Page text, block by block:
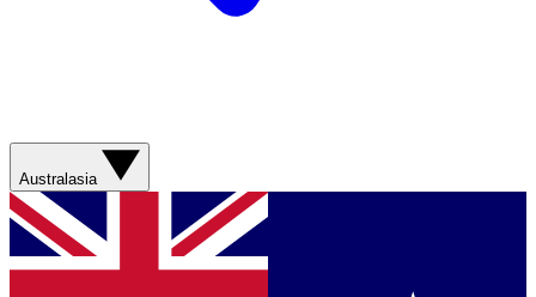
Australasia